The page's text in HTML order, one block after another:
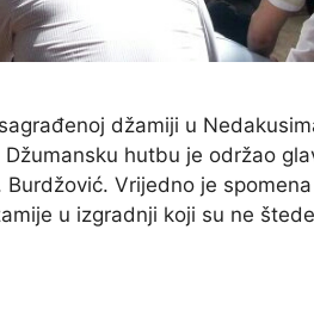
džamiji u
hutbu je održao
Vrijedno je
u izgradnji koji su ne